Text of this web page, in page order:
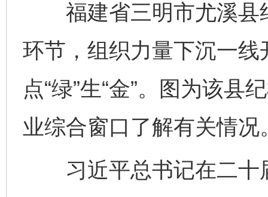
福建省三明市尤溪县
环节，组织力量下沉一
点“绿”生“金”。图为该县
业综合窗口了解有关情况
习近平总书记在二十